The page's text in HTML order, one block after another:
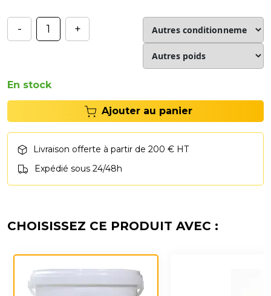
- +
En stock
Ajouter au panier
Livraison offerte à partir de 200 € HT
Expédié sous 24/48h
CHOISISSEZ CE PRODUIT AVEC :